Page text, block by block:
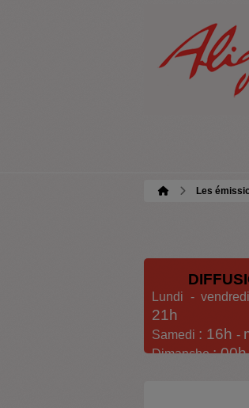
Les
Lundi - vendredi
21h
Samedi : 16h -
Dimanche: 00h